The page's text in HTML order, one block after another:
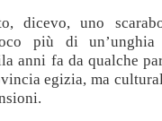
dicevo, uno
più di
anni fa da qualche
egizia, ma